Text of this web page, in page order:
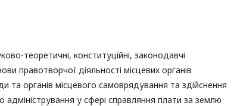
теоретичні, конституційні, законодавчі
правотворчої діяльності місцевих органів
та органів місцевого самоврядування та здійснення
адміністрування у сфері справляння плати за землю